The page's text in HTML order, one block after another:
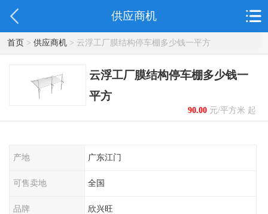
供应商机
首页> 供应商机> 云浮工厂膜结构停车棚多少钱一平方
云浮工厂膜结构停车棚多少钱一
平方
90.00元/平方米 起
产地 广东江门
可售卖地 全国
品牌 欣兴旺